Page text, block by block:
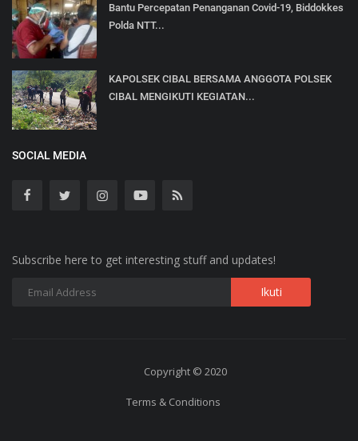
Bantu Percepatan Penanganan Covid-19, Biddokkes
Polda NTT...
KAPOLSEK CIBAL BERSAMA ANGGOTA POLSEK
CIBAL MENGIKUTI KEGIATAN...
SOCIAL MEDIA
Subscribe here to get interesting stuff and updates!
Copyright © 2020
Terms & Conditions